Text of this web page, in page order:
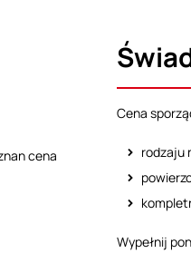
Cena
rodzaju
Wypełnij